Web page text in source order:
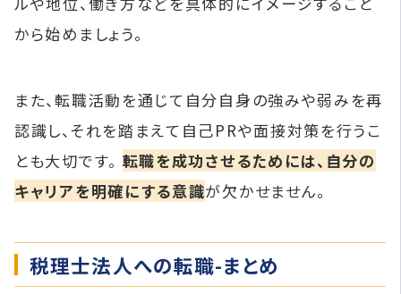
から始めましょう。
また、転職活動を通じて自分自身の強みや弱みを再
認識し、それを踏まえて自己PRや面接対策を行うこ
とも大切です。 転職を成功させるためには、自分の
キャリアを明確にする意識が欠かせません。
税理士法人への転職-まとめ